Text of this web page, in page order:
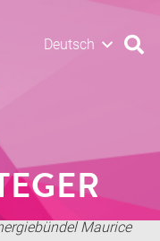
Deutsch
Maurice